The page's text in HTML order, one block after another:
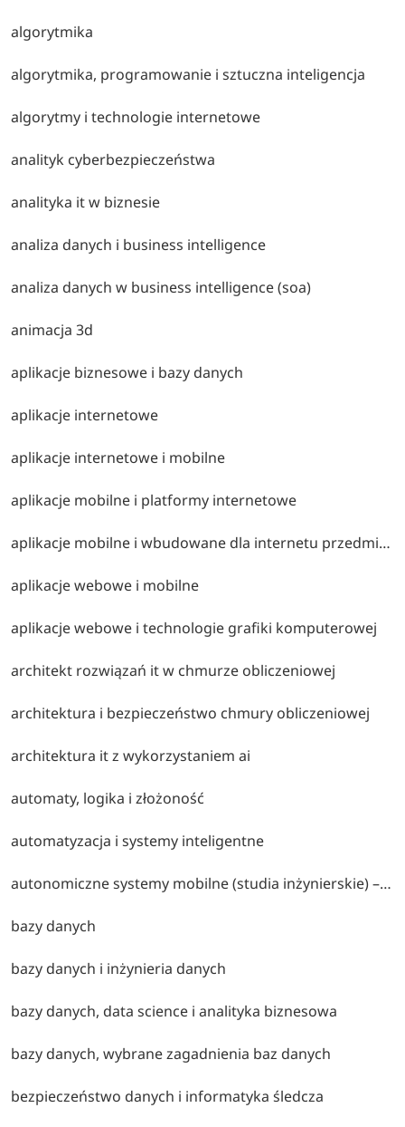
algorytmika
algorytmika, programowanie i sztuczna inteligencja
algorytmy i technologie internetowe
analityk cyberbezpieczeństwa
analityka it w biznesie
analiza danych i business intelligence
analiza danych w business intelligence (soa)
animacja 3d
aplikacje biznesowe i bazy danych
aplikacje internetowe
aplikacje internetowe i mobilne
aplikacje mobilne i platformy internetowe
aplikacje mobilne i wbudowane dla internetu przedmiotów
aplikacje webowe i mobilne
aplikacje webowe i technologie grafiki komputerowej
architekt rozwiązań it w chmurze obliczeniowej
architektura i bezpieczeństwo chmury obliczeniowej
architektura it z wykorzystaniem ai
automaty, logika i złożoność
automatyzacja i systemy inteligentne
autonomiczne systemy mobilne (studia inżynierskie) – projektowanie i programowanie robotów oraz autonomicznych pojazdów, systemy sterowania, sztuczna inteligencja i technologie sensorowe.
bazy danych
bazy danych i inżynieria danych
bazy danych, data science i analityka biznesowa
bazy danych, wybrane zagadnienia baz danych
bezpieczeństwo danych i informatyka śledcza